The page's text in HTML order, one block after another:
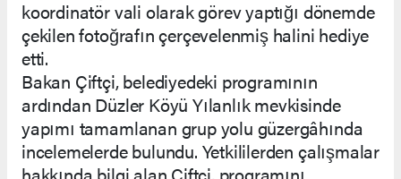
koordinatör vali olarak görev yaptığı dönemde
çekilen fotoğrafın çerçevelenmiş halini hediye
etti.
Bakan Çiftçi, belediyedeki programının
ardından Düzler Köyü Yılanlık mevkisinde
yapımı tamamlanan grup yolu güzergâhında
incelemelerde bulundu. Yetkililerden çalışmalar
hakkında bilgi alan Çiftçi, programını